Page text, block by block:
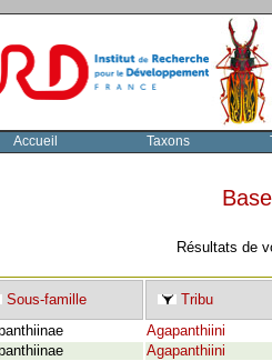
Accueil Taxons
Résultats de
Sous-famille Tribu
Agapanthiini
Agapanthiini